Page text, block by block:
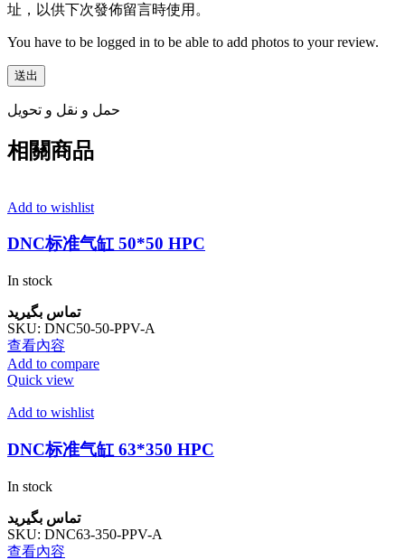
址，以供下次發佈留言時使用。
You have to be logged in to be able to add photos to your review.
حمل و نقل و تحویل
相關商品
Add to wishlist
DNC标准气缸 50*50 HPC
In stock
تماس بگیرید
SKU: DNC50-50-PPV-A
查看內容
Add to compare
Quick view
Add to wishlist
DNC标准气缸 63*350 HPC
In stock
تماس بگیرید
SKU: DNC63-350-PPV-A
查看內容